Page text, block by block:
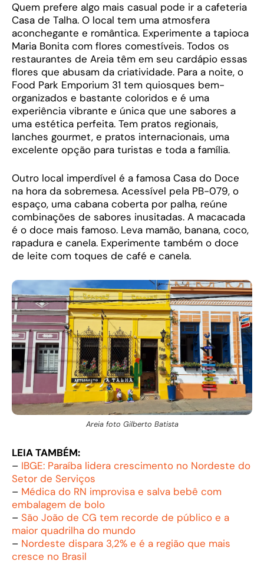
Quem prefere algo mais casual pode ir a cafeteria
Casa de Talha. O local tem uma atmosfera
aconchegante e romântica. Experimente a tapioca
Maria Bonita com flores comestíveis. Todos os
restaurantes de Areia têm em seu cardápio essas
flores que abusam da criatividade. Para a noite, o
Food Park Emporium 31 tem quiosques bem-
organizados e bastante coloridos e é uma
experiência vibrante e única que une sabores a
uma estética perfeita. Tem pratos regionais,
lanches gourmet, e pratos internacionais, uma
excelente opção para turistas e toda a família.
Outro local imperdível é a famosa Casa do Doce
na hora da sobremesa. Acessível pela PB-079, o
espaço, uma cabana coberta por palha, reúne
combinações de sabores inusitadas. A macacada
é o doce mais famoso. Leva mamão, banana, coco,
rapadura e canela. Experimente também o doce
de leite com toques de café e canela.
Areia foto Gilberto Batista
LEIA TAMBÉM:
– IBGE: Paraíba lidera crescimento no Nordeste do
Setor de Serviços
– Médica do RN improvisa e salva bebê com
embalagem de bolo
– São João de CG tem recorde de público e a
maior quadrilha do mundo
– Nordeste dispara 3,2% e é a região que mais
cresce no Brasil